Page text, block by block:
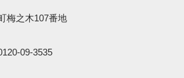
梅之木107番地
09-3535